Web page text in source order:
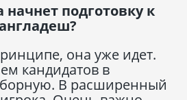
начнет подготовку к
она уже идет.
кандидатов в
В расширенный